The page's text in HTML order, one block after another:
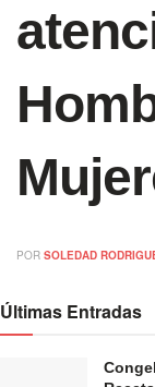
POR SOLEDAD
Últimas Entradas